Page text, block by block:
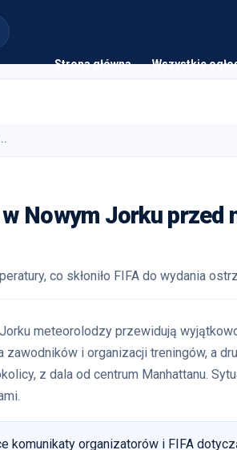
Strona główna Wszystkie
Nowym Jorku przed
co skłoniło FIFA do wydania
meteorolodzy przewidują
i organizacji treningów, a
z dala od centrum Manhattanu.
komunikaty organizatorów i FIFA